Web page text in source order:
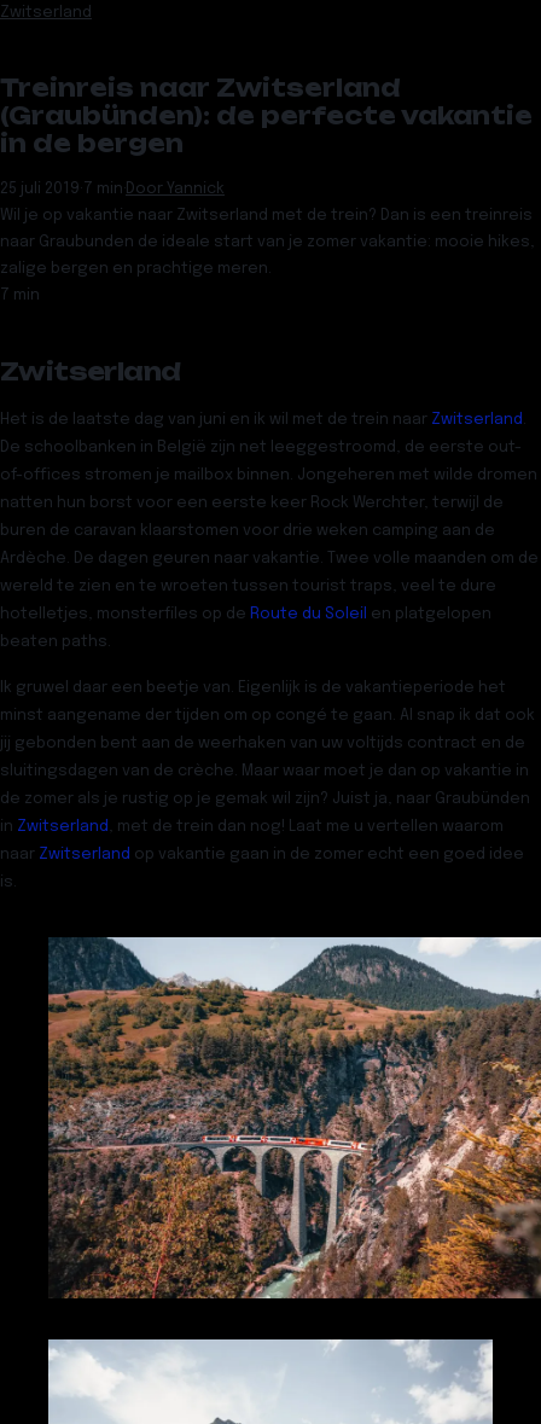
Zwitserland
Treinreis naar Zwitserland
(Graubünden): de perfecte vakantie
in de bergen
25 juli 2019· 7 min·Door Yannick
Wil je op vakantie naar Zwitserland met de trein? Dan is een treinreis
naar Graubunden de ideale start van je zomer vakantie: mooie hikes,
zalige bergen en prachtige meren.
7 min
Zwitserland
Het is de laatste dag van juni en ik wil met de trein naar Zwitserland
De schoolbanken in België zijn net leeggestroomd, de eerste out-
of-offices stromen je mailbox binnen. Jongeheren met wilde dromen
natten hun borst voor een eerste keer Rock Werchter, terwijl de
buren de caravan klaarstomen voor drie weken camping aan de
Ardèche. De dagen geuren naar vakantie. Twee volle maanden om de
wereld te zien en te wroeten tussen tourist traps, veel te dure
hotelletjes, monsterfiles op de Route du Soleil
en platgelopen
beaten paths.
Ik gruwel daar een beetje van. Eigenlijk is de vakantieperiode het
minst aangename der tijden om op congé te gaan. Al snap ik dat ook
jij gebonden bent aan de weerhaken van uw voltijds contract en de
sluitingsdagen van de crèche. Maar waar moet je dan op vakantie in
de zomer als je rustig op je gemak wil zijn? Juist ja, naar Graubünden
in Zwitserland , met de trein dan nog! Laat me u vertellen waarom
naar Zwitserland op vakantie gaan in de zomer echt een goed idee
is.